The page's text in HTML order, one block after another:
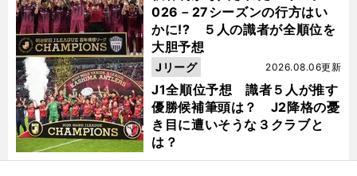
026－27シーズンの行方はい
かに!? ５人の識者が全順位を
大胆予想
J1全順位予想 識者５人が推す
優勝候補筆頭は？ J2降格の憂
き目に遭いそうな３クラブと
は？
2026.08.06更新
Jリーグ